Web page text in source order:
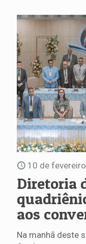
10 de
Diretoria
aos
Na manhã deste